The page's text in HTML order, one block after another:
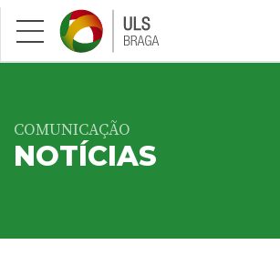
Saltar para conteúdo principal
COMUNICAÇÃO
NOTÍCIAS